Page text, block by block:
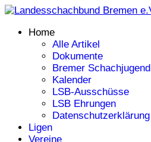
Home
Alle Artikel
Dokumente
Bremer Schachjugend
Kalender
LSB-Ausschüsse
LSB Ehrungen
Datenschutzerklärung
Ligen
Vereine